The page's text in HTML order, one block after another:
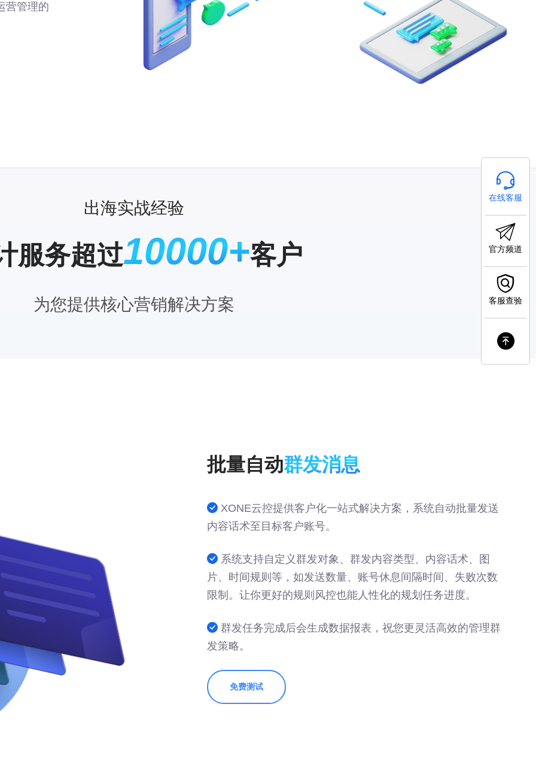
营管理的
出海实战经验
服务超过10000+客户
为您提供核心营销解决方案
批量自动群发消息
XONE云控提供客户化一站式解决方案，系统自动批量发送
内容话术至目标客户账号。
系统支持自定义群发对象、群发内容类型、内容话术、图
片、时间规则等，如发送数量、账号休息间隔时间、失败次数
限制。让你更好的规则风控也能人性化的规划任务进度。
群发任务完成后会生成数据报表，祝您更灵活高效的管理群
发策略。
免费测试
在线客服
官方频道
客服查验